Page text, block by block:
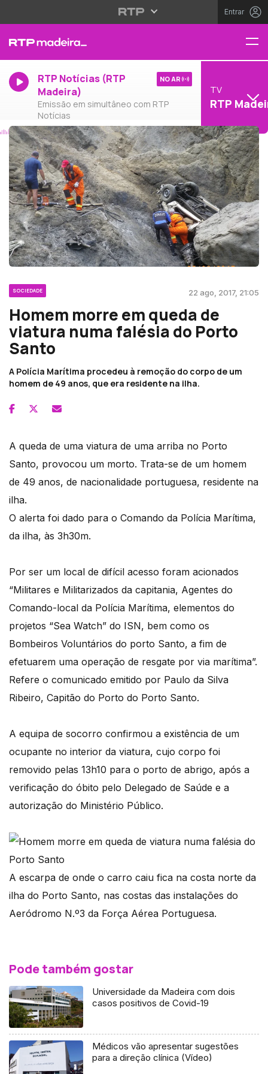
Entrar
RTP Notícias (RTP
Madeira)
Emissão em simultâneo com RTP
Notícias
NO AR
TV
RTP
SOCIEDADE 22 ago, 2017, 21:05
Homem morre em queda de
viatura numa falésia do Porto
Santo
A Polícia Marítima procedeu à remoção do corpo de um
homem de 49 anos, que era residente na ilha.
A queda de uma viatura de uma arriba no Porto
Santo, provocou um morto. Trata-se de um homem
de 49 anos, de nacionalidade portuguesa, residente na
ilha.
O alerta foi dado para o Comando da Polícia Marítima,
da ilha, às 3h30m.
Por ser um local de difícil acesso foram acionados
“Militares e Militarizados da capitania, Agentes do
Comando-local da Polícia Marítima, elementos do
projetos “Sea Watch” do ISN, bem como os
Bombeiros Voluntários do porto Santo, a fim de
efetuarem uma operação de resgate por via marítima”.
Refere o comunicado emitido por Paulo da Silva
Ribeiro, Capitão do Porto do Porto Santo.
A equipa de socorro confirmou a existência de um
ocupante no interior da viatura, cujo corpo foi
removido pelas 13h10 para o porto de abrigo, após a
verificação do óbito pelo Delegado de Saúde e a
autorização do Ministério Público.
A escarpa de onde o carro caiu fica na costa norte da
ilha do Porto Santo, nas costas das instalações do
Aeródromo N.º3 da Força Aérea Portuguesa.
Pode também gostar
Universidade da Madeira com dois
casos positivos de Covid-19
Médicos vão apresentar sugestões
para a direção clínica (Vídeo)